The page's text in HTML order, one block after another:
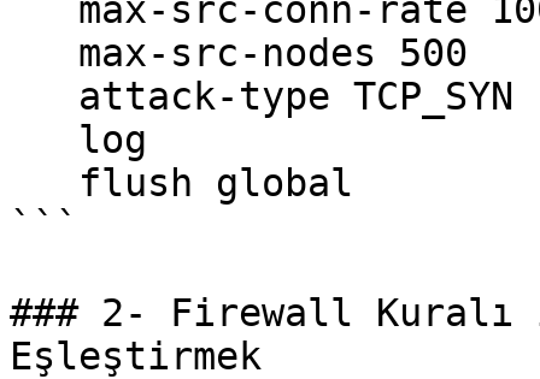
```
### 2- Firewall Kuralı
Eşleştirmek